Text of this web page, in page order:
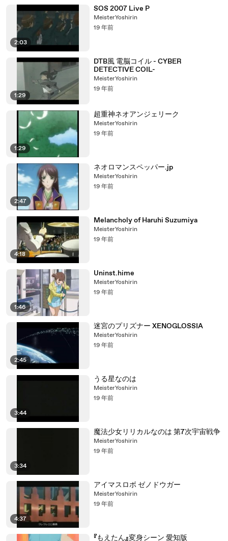
2:03
SOS 2007 Live P
MeisterYoshirin
19 年前
1:29
DTB風 電脳コイル - CYBER
DETECTIVE COIL-
MeisterYoshirin
19 年前
1:29
超重神ネオアンジェリーク
MeisterYoshirin
19 年前
2:47
ネオロマンスペッパー.jp
MeisterYoshirin
19 年前
4:18
Melancholy of Haruhi Suzumiya
MeisterYoshirin
19 年前
1:46
Uninst.hime
MeisterYoshirin
19 年前
2:45
迷宮のプリズナー XENOGLOSSIA
MeisterYoshirin
19 年前
3:44
うる星なのは
MeisterYoshirin
19 年前
3:34
魔法少女リリカルなのは 第7次宇宙戦争
MeisterYoshirin
19 年前
4:37
アイマスロボ ゼノドウガー
MeisterYoshirin
19 年前
『もえたん』変身シーン 愛知版